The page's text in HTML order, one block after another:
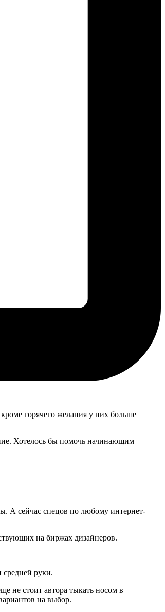
горячего желания у них больше
Хотелось бы помочь начинающим
А сейчас спецов по любому интернет-
на биржах дизайнеров.
средней руки.
не стоит автора тыкать носом в
на выбор.